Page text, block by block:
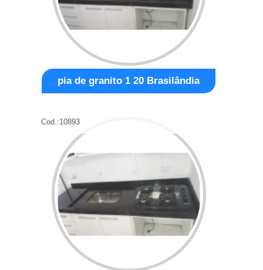
pia de granito 1 20 Brasilândia
Cod.:10893